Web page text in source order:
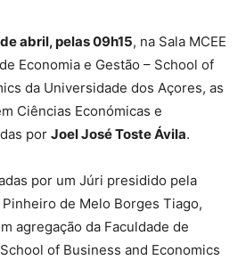
abril, pelas 09h15, na Sala MCEE
Economia e Gestão – School of
da Universidade dos Açores, as
Ciências Económicas e
por Joel José Toste Ávila.
por um Júri presidido pela
de Melo Borges Tiago,
agregação da Faculdade de
of Business and Economics